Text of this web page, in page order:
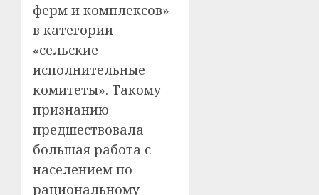
ферм и комплексов»
в категории
«сельские
исполнительные
комитеты». Такому
признанию
предшествовала
большая работа с
населением по
рациональному